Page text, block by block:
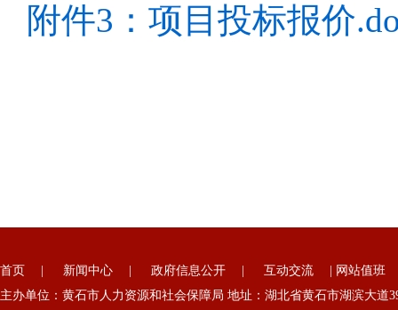
附件3：项目投标报价
首页 新闻中心 政府信息公开 互动交流 网站值班
主办单位：黄石市人力资源和社会保障局 地址：湖北省黄石市湖滨大